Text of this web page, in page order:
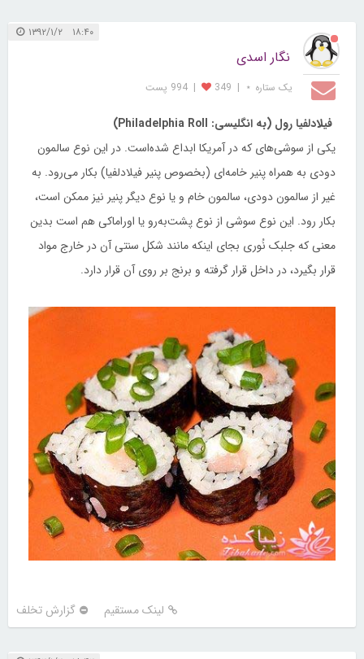
۱۸:۴۰ ۱۳۹۲/۱/۲
نگار اسدی
یک ستاره ⋆ |
349
| 994 پست
فیلادلفیا رول (به انگلیسی: Philadelphia Roll)
یکی از سوشی‌های که در آمریکا ابداع شده‌است. در این نوع سالمون
دودی به همراه پنیر خامه‌ای (بخصوص پنیر فیلادلفیا) بکار می‌رود. به
غیر از سالمون دودی، سالمون خام و یا نوع دیگر پنیر نیز ممکن است،
بکار رود. این نوع سوشی از نوع پشت‌به‌رو یا اوراماکی هم است بدین
معنی که جلبک نُوری بجای اینکه مانند شکل سنتی آن در خارج مواد
قرار بگیرد، در داخل قرار گرفته و برنج بر روی آن قرار دارد.
لینک مستقیم گزارش تخلف